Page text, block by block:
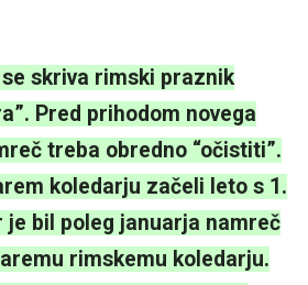
skriva rimski praznik
Pred prihodom novega
treba obredno “očistiti”.
koledarju začeli leto s 1.
je bil poleg januarja namreč
rimskemu koledarju.